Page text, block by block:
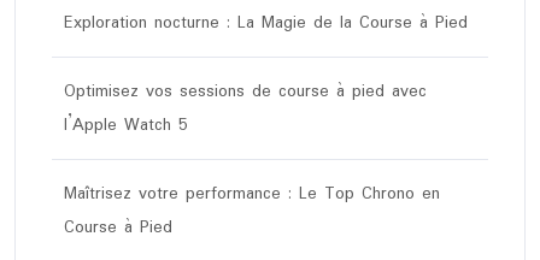
Exploration nocturne : La Magie de la Course à Pied
Optimisez vos sessions de course à pied avec
l’Apple Watch 5
Maîtrisez votre performance : Le Top Chrono en
Course à Pied